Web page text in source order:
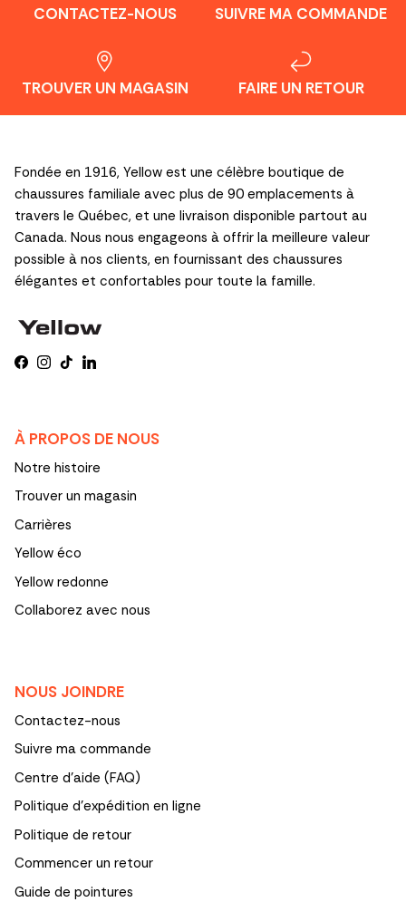
CONTACTEZ-NOUS SUIVRE MA COMMANDE
TROUVER UN MAGASIN FAIRE UN RETOUR
Fondée en 1916, Yellow est une célèbre boutique de
chaussures familiale avec plus de 90 emplacements à
travers le Québec, et une livraison disponible partout au
Canada. Nous nous engageons à offrir la meilleure valeur
possible à nos clients, en fournissant des chaussures
élégantes et confortables pour toute la famille.
Facebook
Instagram
TikTokLinkedIn
À PROPOS DE NOUS
Notre histoire
Trouver un magasin
Carrières
Yellow éco
Yellow redonne
Collaborez avec nous
NOUS JOINDRE
Contactez-nous
Suivre ma commande
Centre d'aide (FAQ)
Politique d’expédition en ligne
Politique de retour
Commencer un retour
Guide de pointures